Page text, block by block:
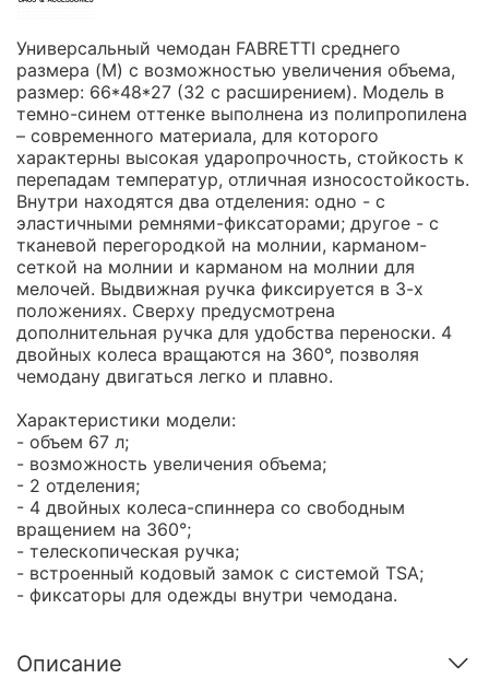
Универсальный чемодан FABRETTI среднего
размера (M) с возможностью увеличения объема,
размер: 66*48*27 (32 с расширением). Модель в
темно-синем оттенке выполнена из полипропилена
– современного материала, для которого
характерны высокая ударопрочность, стойкость к
перепадам температур, отличная износостойкость.
Внутри находятся два отделения: одно - с
эластичными ремнями-фиксаторами; другое - с
тканевой перегородкой на молнии, карманом-
сеткой на молнии и карманом на молнии для
мелочей. Выдвижная ручка фиксируется в 3-х
положениях. Сверху предусмотрена
дополнительная ручка для удобства переноски. 4
двойных колеса вращаются на 360°, позволяя
чемодану двигаться легко и плавно.
Характеристики модели:
- объем 67 л;
- возможность увеличения объема;
- 2 отделения;
- 4 двойных колеса-спиннера со свободным
вращением на 360°;
- телескопическая ручка;
- встроенный кодовый замок с системой TSA;
- фиксаторы для одежды внутри чемодана.
Описание